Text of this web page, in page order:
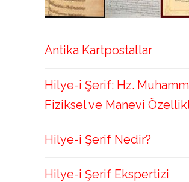
Antika Kartpostallar
Hilye-i Şerif: Hz.
Fiziksel ve Manevi
Hilye-i Şerif Nedir?
Hilye-i Şerif Ekspertizi